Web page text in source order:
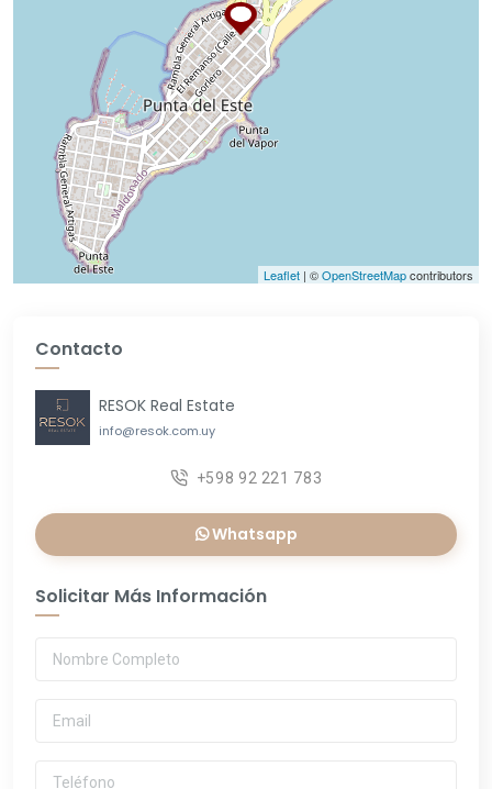
Leaflet | ©OpenStreetMapcontributors
Contacto
RESOK Real Estate
info@resok.com.uy
+598 92 221 783
Whatsapp
Solicitar Más Información